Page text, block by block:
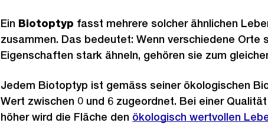
Ein Biotoptyp fasst mehrere solcher ähnlichen
zusammen. Das bedeutet: Wenn verschiedene Orte
Eigenschaften stark ähneln, gehören sie zum
Jedem Biotoptyp ist gemäss seiner ökologischen
Wert zwischen 0 und 6 zugeordnet. Bei einer
höher wird die Fläche den ökologisch wertvollen